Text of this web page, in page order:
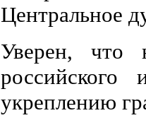
Центральное
Уверен, что
российского
укреплению